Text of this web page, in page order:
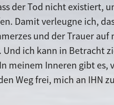
der Tod nicht existiert,
Damit verleugne ich,
und der Trauer auf
ich kann in Betracht
meinem Inneren gibt es,
Weg frei, mich an IHN